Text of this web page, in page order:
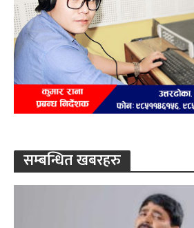
सम्बन्धित खबरहरु